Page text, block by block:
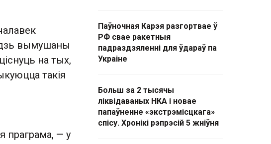
вымушаны
на тых,
такія
праграма, — у
Паўночная Карэя разгортвае ў
РФ свае ракетныя
падраздзяленні для ўдараў па
Украіне
Больш за 2 тысячы
ліквідаваных НКА і новае
папаўненне «экстрэмісцкага»
спісу. Хронікі рэпрэсій 5 жніўня